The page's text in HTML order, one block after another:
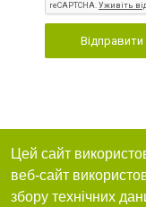
Відправити
Цей сайт
веб-сайт
збору технічних